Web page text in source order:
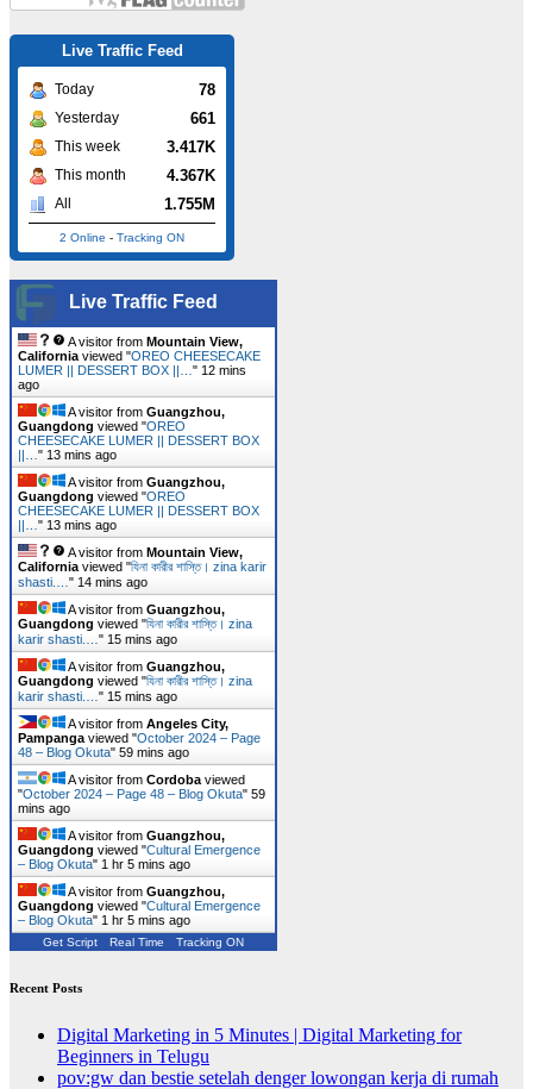
Live Traffic Feed
Today 78
Yesterday 661
This week 3.417K
This month 4.367K
All 1.755M
2 Online - Tracking ON
Live Traffic Feed
A visitor from Mountain View,
California viewed "OREO CHEESECAKE
LUMER || DESSERT BOX ||… " 12 mins
ago
A visitor from Guangzhou,
Guangdong viewed "OREO
CHEESECAKE LUMER || DESSERT BOX
||… " 13 mins ago
A visitor from Guangzhou,
Guangdong viewed "OREO
CHEESECAKE LUMER || DESSERT BOX
||… " 13 mins ago
A visitor from Mountain View,
California viewed "যিনা কারীর শাস্তি। zina karir
shasti.… " 14 mins ago
A visitor from Guangzhou,
Guangdong viewed "যিনা কারীর শাস্তি। zina
karir shasti.… " 15 mins ago
A visitor from Guangzhou,
Guangdong viewed "যিনা কারীর শাস্তি। zina
karir shasti.… " 15 mins ago
A visitor from Angeles City,
Pampanga viewed "October 2024 – Page
48 – Blog Okuta" 59 mins ago
A visitor from Cordoba viewed
"October 2024 – Page 48 – Blog Okuta" 59
mins ago
A visitor from Guangzhou,
Guangdong viewed "Cultural Emergence
– Blog Okuta" 1 hr 5 mins ago
A visitor from Guangzhou,
Guangdong viewed "Cultural Emergence
– Blog Okuta" 1 hr 5 mins ago
Get Script Real Time Tracking ON
Recent Posts
Digital Marketing in 5 Minutes | Digital Marketing for
Beginners in Telugu
pov:gw dan bestie setelah denger lowongan kerja di rumah